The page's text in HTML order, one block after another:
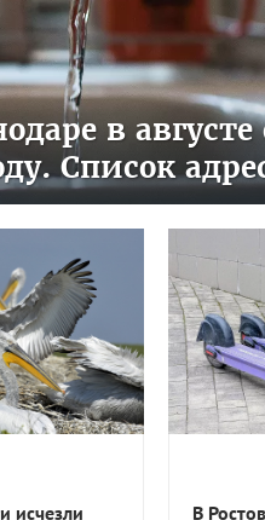
в
Список
исчезли
В